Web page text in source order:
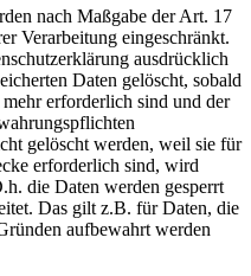
nach Maßgabe der Art. 17
Verarbeitung eingeschränkt.
ausdrücklich
Daten gelöscht, sobald
erforderlich sind und der
gelöscht werden, weil sie für
erforderlich sind, wird
die Daten werden gesperrt
Das gilt z.B. für Daten, die
aufbewahrt werden